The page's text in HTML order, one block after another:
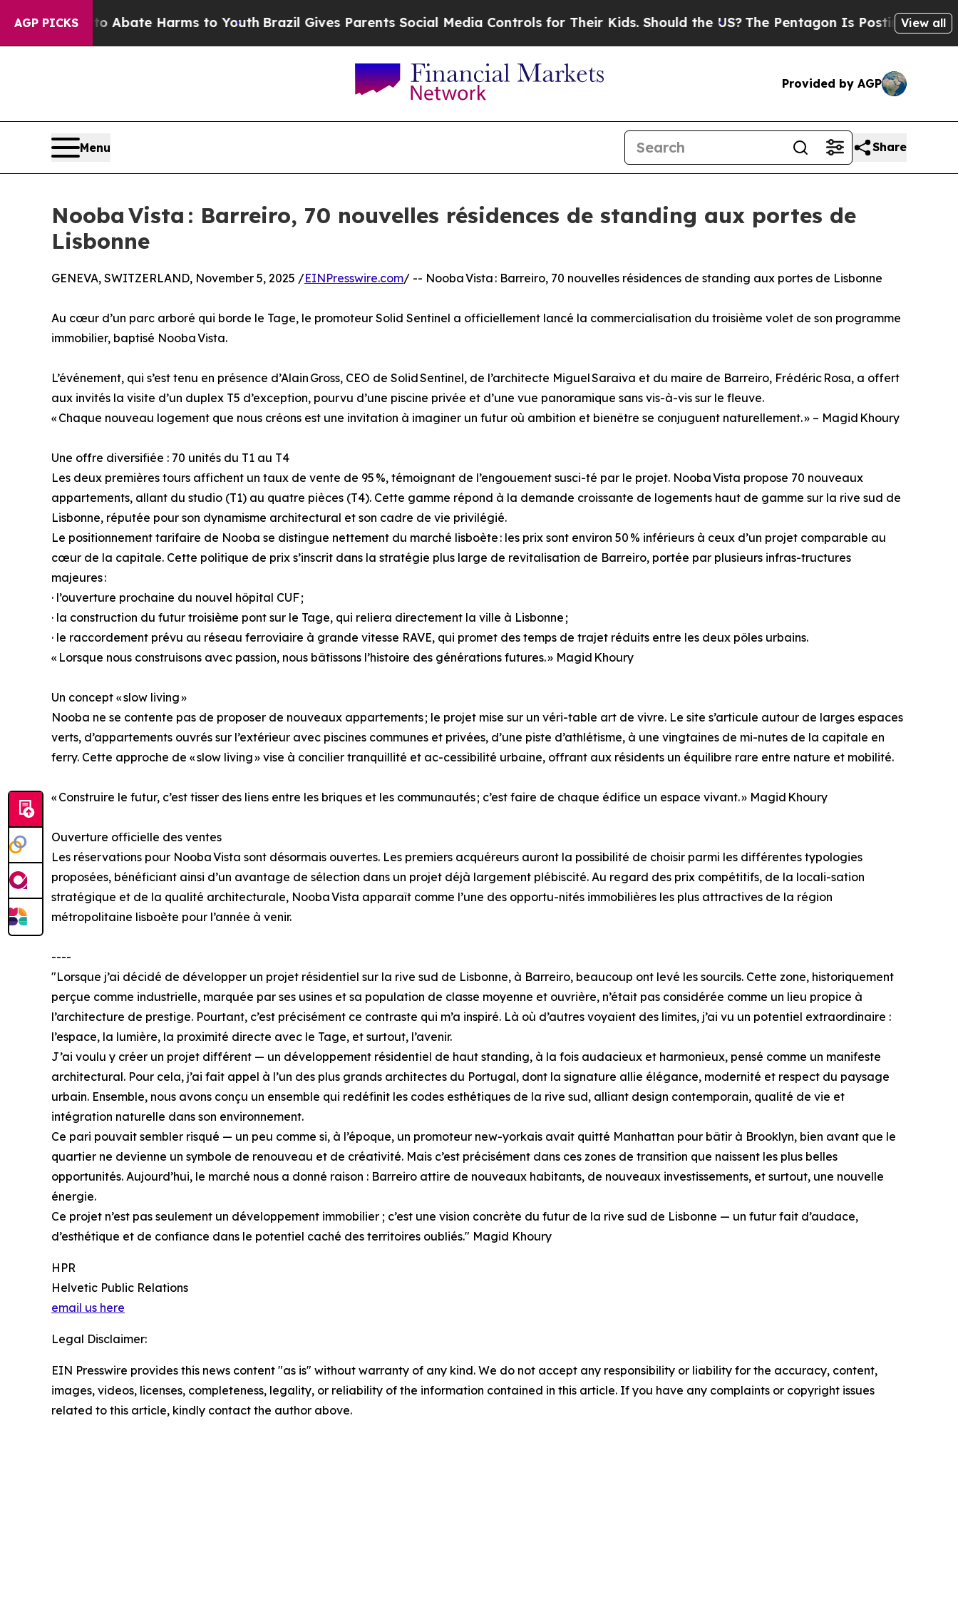
AGP PICKS
Fund to Abate Harms to YouthBrazil Gives Parents Social Media Controls for Their Kids. Should the US?The Pentagon Is Posting CrypticView all
Provided by AGP
Menu Share
Nooba Vista : Barreiro, 70 nouvelles résidences de standing aux portes de
Lisbonne
GENEVA, SWITZERLAND, November 5, 2025 /EINPresswire.com/ -- Nooba Vista : Barreiro, 70 nouvelles résidences de standing aux portes de Lisbonne
Au cœur d’un parc arboré qui borde le Tage, le promoteur Solid Sentinel a officiellement lancé la commercialisation du troisième volet de son programme
immobilier, baptisé Nooba Vista.
L’événement, qui s’est tenu en présence d’Alain Gross, CEO de Solid Sentinel, de l’architecte Miguel Saraiva et du maire de Barreiro, Frédéric Rosa, a offert
aux invités la visite d’un duplex T5 d’exception, pourvu d’une piscine privée et d’une vue panoramique sans vis-à-vis sur le fleuve.
« Chaque nouveau logement que nous créons est une invitation à imaginer un futur où ambition et bienêtre se conjuguent naturellement. » – Magid Khoury
Une offre diversifiée : 70 unités du T1 au T4
Les deux premières tours affichent un taux de vente de 95 %, témoignant de l’engouement susci-té par le projet. Nooba Vista propose 70 nouveaux
appartements, allant du studio (T1) au quatre pièces (T4). Cette gamme répond à la demande croissante de logements haut de gamme sur la rive sud de
Lisbonne, réputée pour son dynamisme architectural et son cadre de vie privilégié.
Le positionnement tarifaire de Nooba se distingue nettement du marché lisboète : les prix sont environ 50 % inférieurs à ceux d’un projet comparable au
cœur de la capitale. Cette politique de prix s’inscrit dans la stratégie plus large de revitalisation de Barreiro, portée par plusieurs infras-tructures
majeures :
· l’ouverture prochaine du nouvel hôpital CUF ;
· la construction du futur troisième pont sur le Tage, qui reliera directement la ville à Lisbonne ;
· le raccordement prévu au réseau ferroviaire à grande vitesse RAVE, qui promet des temps de trajet réduits entre les deux pôles urbains.
« Lorsque nous construisons avec passion, nous bâtissons l’histoire des générations futures. » Magid Khoury
Un concept « slow living »
Nooba ne se contente pas de proposer de nouveaux appartements ; le projet mise sur un véri-table art de vivre. Le site s’articule autour de larges espaces
verts, d’appartements ouvrés sur l’extérieur avec piscines communes et privées, d’une piste d’athlétisme, à une vingtaines de mi-nutes de la capitale en
ferry. Cette approche de « slow living » vise à concilier tranquillité et ac-cessibilité urbaine, offrant aux résidents un équilibre rare entre nature et mobilité.
« Construire le futur, c’est tisser des liens entre les briques et les communautés ; c’est faire de chaque édifice un espace vivant. » Magid Khoury
Ouverture officielle des ventes
Les réservations pour Nooba Vista sont désormais ouvertes. Les premiers acquéreurs auront la possibilité de choisir parmi les différentes typologies
proposées, bénéficiant ainsi d’un avantage de sélection dans un projet déjà largement plébiscité. Au regard des prix compétitifs, de la locali-sation
stratégique et de la qualité architecturale, Nooba Vista apparaît comme l’une des opportu-nités immobilières les plus attractives de la région
métropolitaine lisboète pour l’année à venir.
----
"Lorsque j’ai décidé de développer un projet résidentiel sur la rive sud de Lisbonne, à Barreiro, beaucoup ont levé les sourcils. Cette zone, historiquement
perçue comme industrielle, marquée par ses usines et sa population de classe moyenne et ouvrière, n’était pas considérée comme un lieu propice à
l’architecture de prestige. Pourtant, c’est précisément ce contraste qui m’a inspiré. Là où d’autres voyaient des limites, j’ai vu un potentiel extraordinaire :
l’espace, la lumière, la proximité directe avec le Tage, et surtout, l’avenir.
J’ai voulu y créer un projet différent — un développement résidentiel de haut standing, à la fois audacieux et harmonieux, pensé comme un manifeste
architectural. Pour cela, j’ai fait appel à l’un des plus grands architectes du Portugal, dont la signature allie élégance, modernité et respect du paysage
urbain. Ensemble, nous avons conçu un ensemble qui redéfinit les codes esthétiques de la rive sud, alliant design contemporain, qualité de vie et
intégration naturelle dans son environnement.
Ce pari pouvait sembler risqué — un peu comme si, à l’époque, un promoteur new-yorkais avait quitté Manhattan pour bâtir à Brooklyn, bien avant que le
quartier ne devienne un symbole de renouveau et de créativité. Mais c’est précisément dans ces zones de transition que naissent les plus belles
opportunités. Aujourd’hui, le marché nous a donné raison : Barreiro attire de nouveaux habitants, de nouveaux investissements, et surtout, une nouvelle
énergie.
Ce projet n’est pas seulement un développement immobilier ; c’est une vision concrète du futur de la rive sud de Lisbonne — un futur fait d’audace,
d’esthétique et de confiance dans le potentiel caché des territoires oubliés." Magid Khoury
HPR
Helvetic Public Relations
email us here
Legal Disclaimer:
EIN Presswire provides this news content "as is" without warranty of any kind. We do not accept any responsibility or liability for the accuracy, content,
images, videos, licenses, completeness, legality, or reliability of the information contained in this article. If you have any complaints or copyright issues
related to this article, kindly contact the author above.